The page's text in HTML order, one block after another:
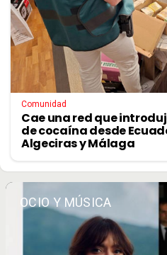
Comunidad
Cae una red que
de cocaína desde
Algeciras y Málaga
OCIO Y MÚSICA